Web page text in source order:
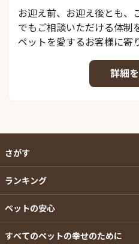
お迎え前、お迎え後とも、
でもご相談いただける体制
ペットを愛するお客様に寄
詳細
さがす
ランキング
ペットの安心
すべてのペットの幸せのために